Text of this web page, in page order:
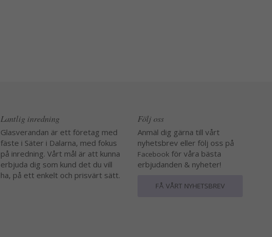
Lantlig inredning
Glasverandan är ett företag med
fäste i Säter i Dalarna, med fokus
på inredning. Vårt mål är att kunna
erbjuda dig som kund det du vill
ha, på ett enkelt och prisvärt sätt.
Följ oss
Anmäl dig gärna till vårt
nyhetsbrev eller följ oss på
Facebook för våra bästa
erbjudanden & nyheter!
FÅ VÅRT NYHETSBREV